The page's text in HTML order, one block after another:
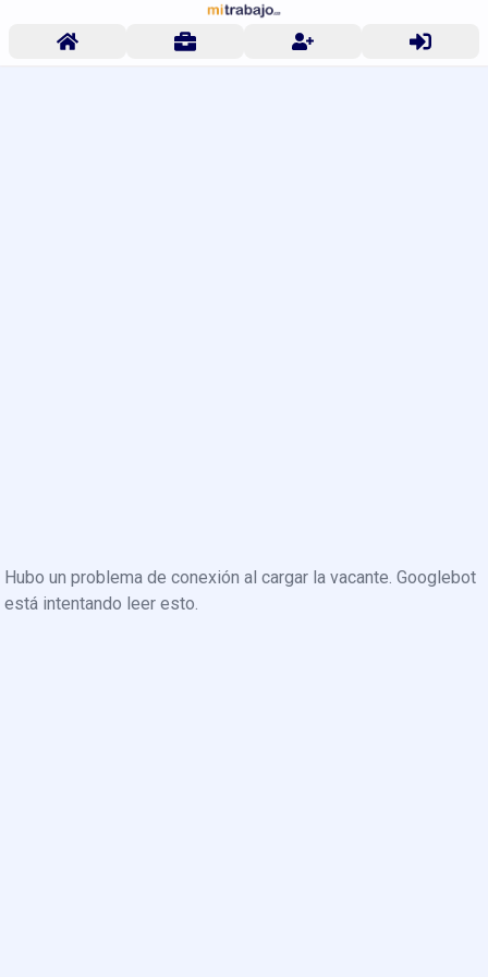
Hubo un problema de conexión al cargar la vacante. Googlebot
está intentando leer esto.